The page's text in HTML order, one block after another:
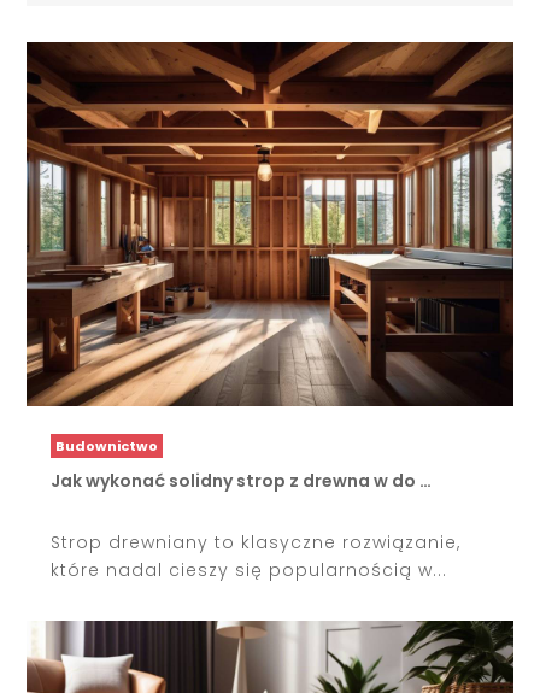
Budownictwo
Jak wykonać solidny strop z drewna w do …
Strop drewniany to klasyczne rozwiązanie,
które nadal cieszy się popularnością w...